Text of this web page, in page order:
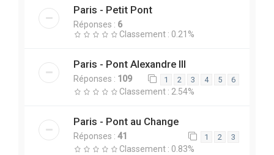
Paris - Petit Pont
Réponses : 6
Classement : 0.21%
Paris - Pont Alexandre III
Réponses : 109 1 2 3 4 5 6
Classement : 2.54%
Paris - Pont au Change
Réponses : 41 1 2 3
Classement : 0.83%